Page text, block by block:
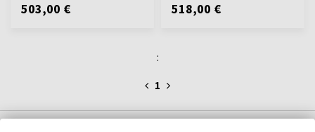
503,00 € 518,00 €
:
1